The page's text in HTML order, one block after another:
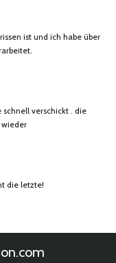
ist und ich habe über
verschickt . die
wieder
die letzte!